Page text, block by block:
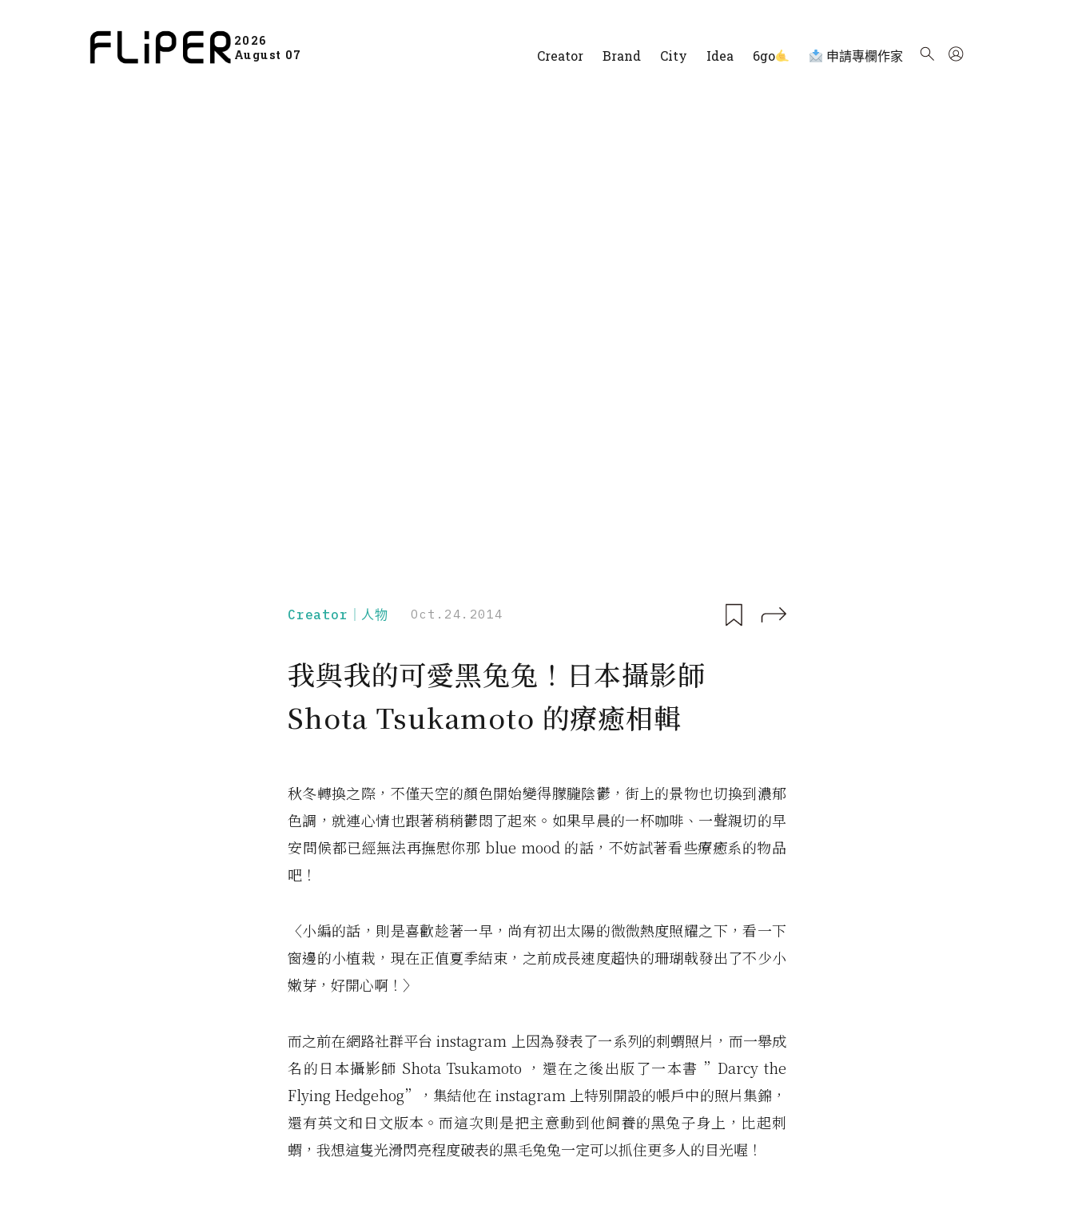
2026
August 07
Creator Brand City Idea 6go 申請專欄作家
Creator｜人物 Oct.24.2014
我與我的可愛黑兔兔！日本攝影師
Shota Tsukamoto 的療癒相輯
秋冬轉換之際，不僅天空的顏色開始變得朦朧陰鬱，街上的景物也切換到濃郁
色調，就連心情也跟著稍稍鬱悶了起來。如果早晨的一杯咖啡、一聲親切的早
安問候都已經無法再撫慰你那 blue mood 的話，不妨試著看些療癒系的物品
吧！
〈小編的話，則是喜歡趁著一早，尚有初出太陽的微微熱度照耀之下，看一下
窗邊的小植栽，現在正值夏季結束，之前成長速度超快的珊瑚戟發出了不少小
嫩芽，好開心啊！〉
而之前在網路社群平台 instagram 上因為發表了一系列的刺蝟照片，而一舉成
名的日本攝影師 Shota Tsukamoto ，還在之後出版了一本書 ”Darcy the
Flying Hedgehog”，集結他在 instagram 上特別開設的帳戶中的照片集錦，
還有英文和日文版本。而這次則是把主意動到他飼養的黑兔子身上，比起刺
蝟，我想這隻光滑閃亮程度破表的黑毛兔兔一定可以抓住更多人的目光喔！